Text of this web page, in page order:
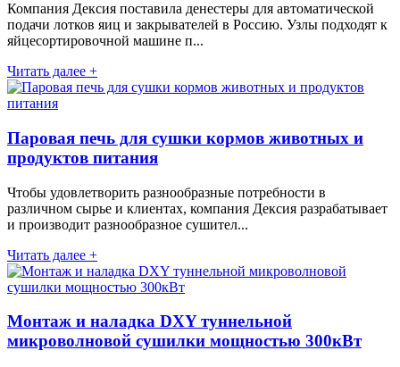
Компания Дексия поставила денестеры для автоматической
подачи лотков яиц и закрывателей в Россию. Узлы подходят к
яйцесортировочной машине п...
Читать далее +
Паровая печь для сушки кормов животных и
продуктов питания
Чтобы удовлетворить разнообразные потребности в
различном сырье и клиентах, компания Дексия разрабатывает
и производит разнообразное сушител...
Читать далее +
Монтаж и наладка DXY туннельной
микроволновой сушилки мощностью 300кВт